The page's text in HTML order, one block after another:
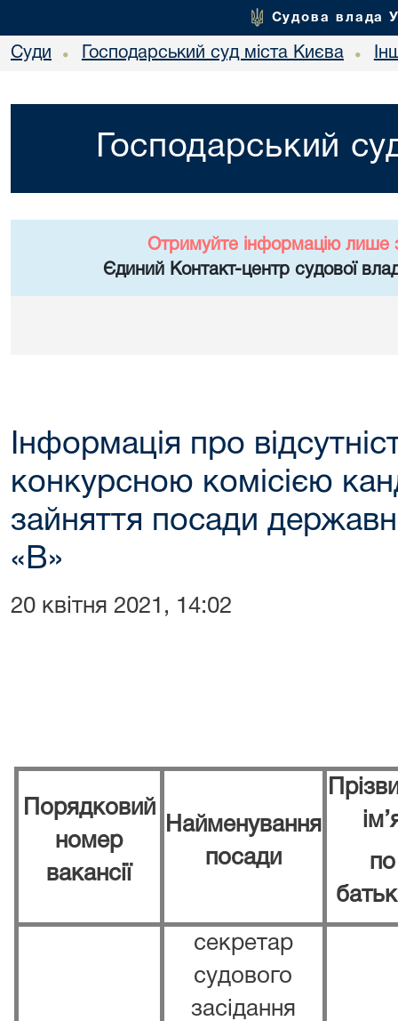
Судова влада
Суди • Господарський суд міста Києва •
Господарський
Отримуйте інформацію лише
Єдиний Контакт-центр судової
Інформація про
конкурсною комісією
зайняття посади
«В»
20 квітня 2021, 14:02
Порядковий
номер
вакансії
Найменування
посади
ім’
по
секретар
судового
засідання